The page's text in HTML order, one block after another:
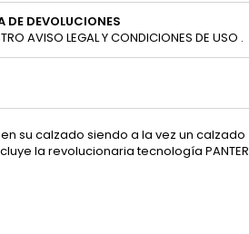
DE DEVOLUCIONES
AVISO LEGAL Y CONDICIONES DE USO .
su calzado siendo a la vez un calzado
la revolucionaria tecnología PANTER